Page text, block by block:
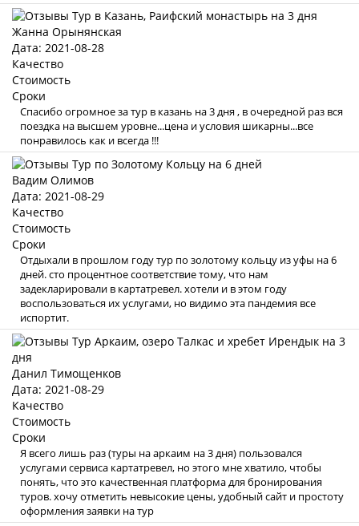
Жанна Орынянская
Дата: 2021-08-28
Качество
Стоимость
Сроки
Спасибо огромное за тур в казань на 3 дня , в очередной раз вся
поездка на высшем уровне...цена и условия шикарны...все
понравилось как и всегда !!!
Вадим Олимов
Дата: 2021-08-29
Качество
Стоимость
Сроки
Отдыхали в прошлом году тур по золотому кольцу из уфы на 6
дней. сто процентное соответствие тому, что нам
задекларировали в картатревел. хотели и в этом году
воспользоваться их услугами, но видимо эта пандемия все
испортит.
Данил Тимощенков
Дата: 2021-08-29
Качество
Стоимость
Сроки
Я всего лишь раз (туры на аркаим на 3 дня) пользовался
услугами сервиса картатревел, но этого мне хватило, чтобы
понять, что это качественная платформа для бронирования
туров. хочу отметить невысокие цены, удобный сайт и простоту
оформления заявки на тур